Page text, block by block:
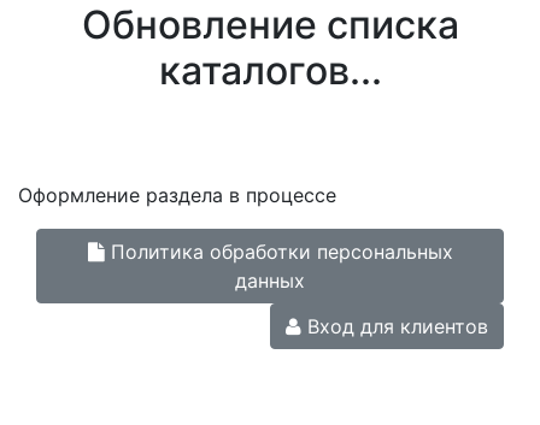
Обновление списка
каталогов...
Оформление раздела в процессе
Политика обработки персональных
данных
Вход для клиентов